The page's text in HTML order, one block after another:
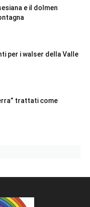
e il dolmen
per i walser della Valle
trattati come